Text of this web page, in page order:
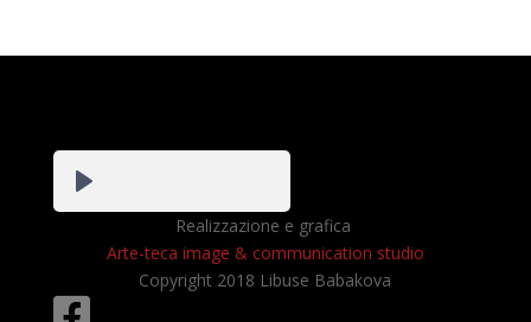
Realizzazione e grafica
Arte-teca image & communication studio
Copyright 2018 Libuse Babakova